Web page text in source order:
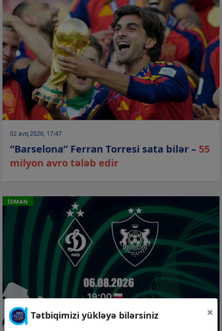
02 avq 2026, 17:47
“Barselona” Ferran Torresi sata bilər – 55
milyon avro tələb edir
İDMAN
Tətbiqimizi yükləyə bilərsiniz ×